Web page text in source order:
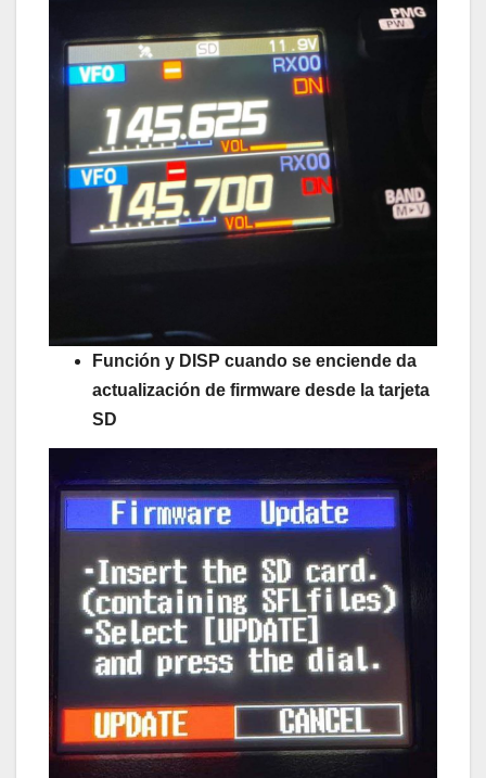
Función y DISP cuando se enciende da
actualización de firmware desde la tarjeta
SD